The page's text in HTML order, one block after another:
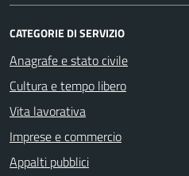
CATEGORIE DI SERVIZIO
Anagrafe e stato civile
Cultura e tempo libero
Vita lavorativa
Imprese e commercio
Appalti pubblici